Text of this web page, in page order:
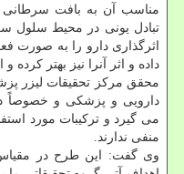
مناسب آن به بافت
اثرگذاری دارو را به صورت
داده و اثر آنرا نیز بهتر كرده
محقق مركز تحقیقات لیزر
دارویی و پزشكی و خصوصاً
می گیرد و تركیبات مورد
منفی ندارند.
وی گفت: این طرح در